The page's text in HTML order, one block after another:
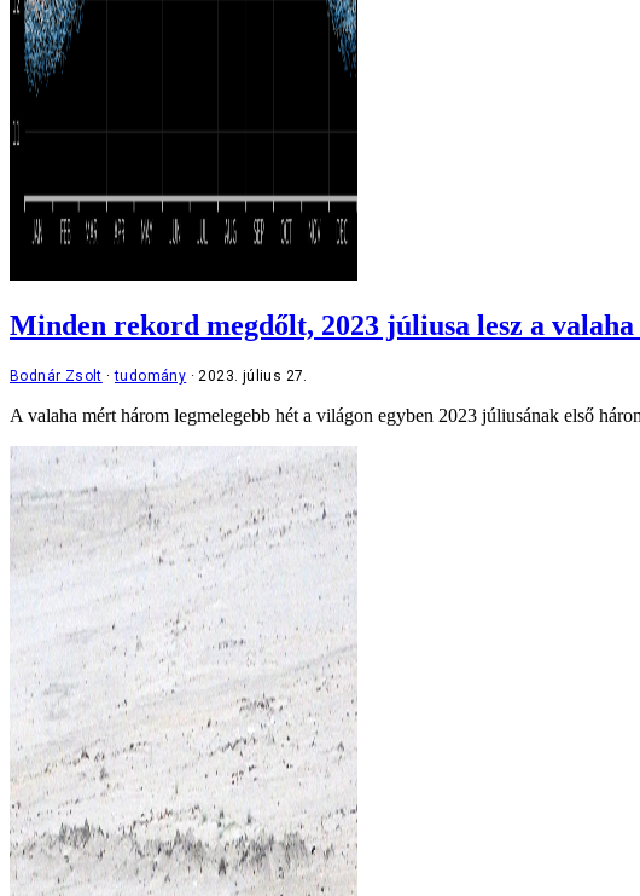
Minden rekord megdőlt, 2023 júliusa lesz a
Bodnár Zsolt tudomány 2023. július 27.
A valaha mért három legmelegebb hét a világon egyben 2023 júliusának első